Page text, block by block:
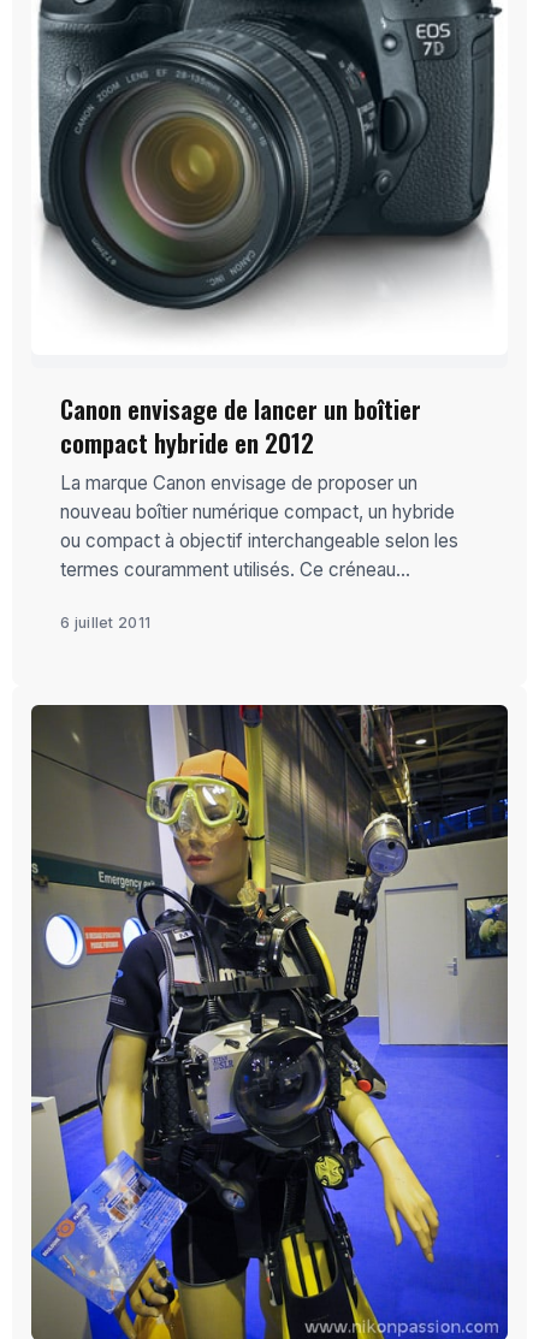
Canon envisage de lancer un boîtier
compact hybride en 2012
La marque Canon envisage de proposer un
nouveau boîtier numérique compact, un hybride
ou compact à objectif interchangeable selon les
termes couramment utilisés. Ce créneau...
6 juillet 2011